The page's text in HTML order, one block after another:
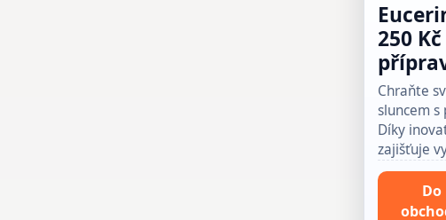
250
Chraňte
sluncem s
Díky
zajišťuje
Do